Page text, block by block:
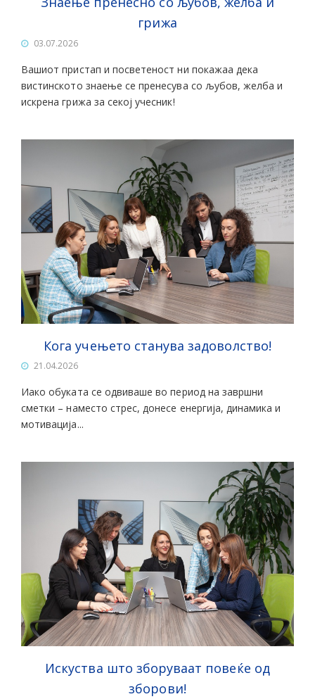
грижа
03.07.2026
Вашиот пристап и посветеност ни покажаа дека
вистинското знаење се пренесува со љубов, желба и
искрена грижа за секој учесник!
Кога учењето станува задоволство!
21.04.2026
Иако обуката се одвиваше во период на завршни
сметки – наместо стрес, донесе енергија, динамика и
мотивација...
Искуства што зборуваат повеќе од
зборови!